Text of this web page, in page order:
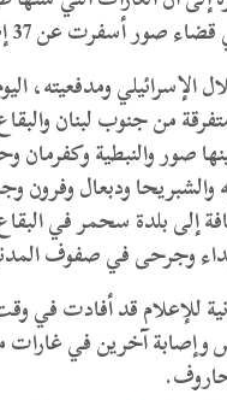
صور أسفرت عن 37 إصابة.
الإسرائيلي ومدفعيته،
من جنوب لبنان
صور والنبطية وكفرمان
والشبريحا ودبعال وفرون
إلى بلدة سحمر في
وجرحى في صفوف
للإعلام قد أفادت في
6 أشخاص وإصابة آخرين في